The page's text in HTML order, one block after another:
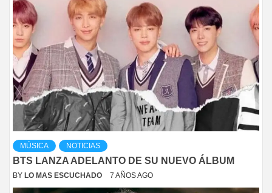
MÚSICA NOTICIAS
BTS LANZA ADELANTO DE SU NUEVO ÁLBUM
BY LO MAS ESCUCHADO 7 AÑOS AGO